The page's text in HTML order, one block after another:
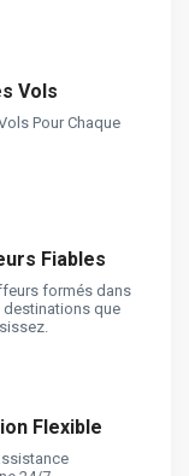
Vols
Pour Chaque
Fiables
formés dans
que
Flexible